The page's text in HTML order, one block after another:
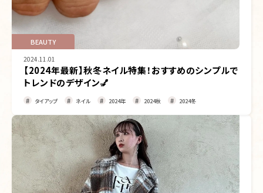
BEAUTY
2024.11.01
【2024年最新】秋冬ネイル特集！おすすめのシンプルで
トレンドのデザイン💅
タイアップ ネイル 2024年 2024秋 2024冬